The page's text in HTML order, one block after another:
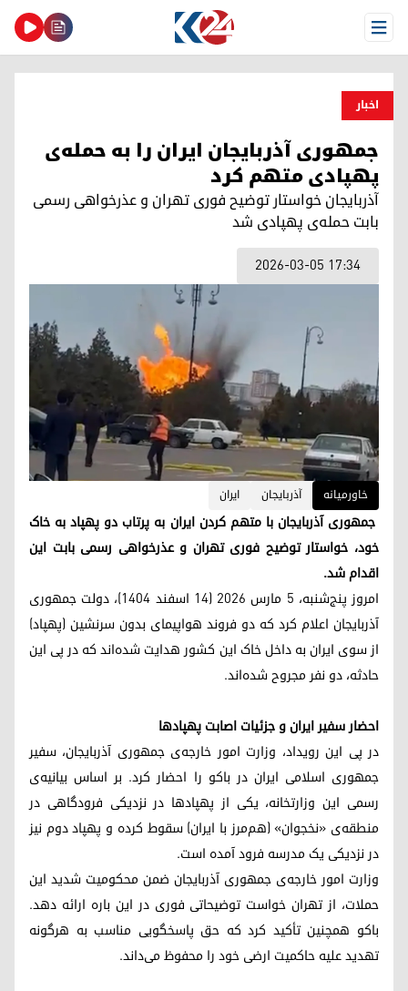
Open Menu
اخبار
جمهوری آذربایجان ایران را به حمله‌ی
پهپادی متهم کرد
آذربایجان خواستار توضیح فوری تهران و عذرخواهی رسمی
بابت حمله‌ی پهپادی شد
2026-03-05 17:34
خاورمیانه آذربایجان ایران
جمهوری آذربایجان با متهم کردن ایران به پرتاب دو پهپاد به خاک
خود، خواستار توضیح فوری تهران و عذرخواهی رسمی بابت این
اقدام شد.
امروز پنج‌شنبه، ۵ مارس ۲۰۲۶ (۱۴ اسفند ۱۴۰۴)، دولت جمهوری
آذربایجان اعلام کرد که دو فروند هواپیمای بدون سرنشین (پهپاد)
از سوی ایران به داخل خاک این کشور هدایت شده‌اند که در پی این
حادثه، دو نفر مجروح شده‌اند.
احضار سفیر ایران و جزئیات اصابت پهپادها
در پی این رویداد، وزارت امور خارجه‌ی جمهوری آذربایجان، سفیر
جمهوری اسلامی ایران در باکو را احضار کرد. بر اساس بیانیه‌ی
رسمی این وزارتخانه، یکی از پهپادها در نزدیکی فرودگاهی در
منطقه‌ی «نخجوان» (هم‌مرز با ایران) سقوط کرده و پهپاد دوم نیز
در نزدیکی یک مدرسه فرود آمده است.
وزارت امور خارجه‌ی جمهوری آذربایجان ضمن محکومیت شدید این
حملات، از تهران خواست توضیحاتی فوری در این باره ارائه دهد.
باکو همچنین تأکید کرد که حق پاسخگویی مناسب به هرگونه
تهدید علیه حاکمیت ارضی خود را محفوظ می‌داند.